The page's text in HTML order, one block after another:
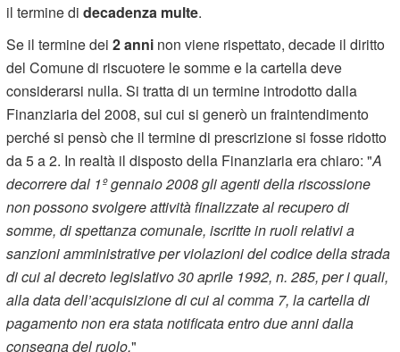
il termine di decadenza multe.
Se il termine dei2 anni non viene rispettato, decade il diritto
del Comune di riscuotere le somme e la cartella deve
considerarsi nulla. Si tratta di un termine introdotto dalla
Finanziaria del 2008, sui cui si generò un fraintendimento
perché si pensò che il termine di prescrizione si fosse ridotto
da 5 a 2. In realtà il disposto della Finanziaria era chiaro: "A
decorrere dal 1º gennaio 2008 gli agenti della riscossione
non possono svolgere attività finalizzate al recupero di
somme, di spettanza comunale, iscritte in ruoli relativi a
sanzioni amministrative per violazioni del codice della strada
di cui al decreto legislativo 30 aprile 1992, n. 285, per i quali,
alla data dell’acquisizione di cui al comma 7, la cartella di
pagamento non era stata notificata entro due anni dalla
consegna del ruolo."